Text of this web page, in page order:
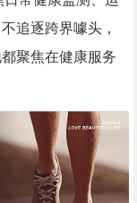
追逐跨界噱头，
聚焦在健康服务